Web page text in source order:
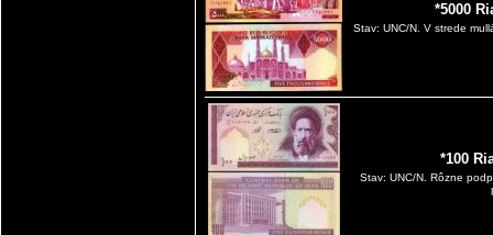
*5000
Stav: UNC/N. V strede
*100
Stav: UNC/N. Rôzne